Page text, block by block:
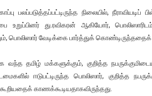
திலீபன், கேணல் சங்கர் ஆகியோரின்
காலநிலையிலும் தமிழின அழிப்பிற்கு
அவசர சந்திப்பு (படங்கள், விடியோ)
நாடுகளின் பொதுச் சபை கூட்டத்தில் இன்று
பலப்படுத்தப்பட்டிருந்த நிலையில்,
து.ரவிகரன் ஆகியோர்,
பொலிஸார் வேடிக்கை பார்த்துக்
தமிழ் மக்களுக்கும், குறித்த
ஈடுபட்டிருந்த பொலிஸார், குறித்த
காணக்கூடியதாகவிருந்தது.